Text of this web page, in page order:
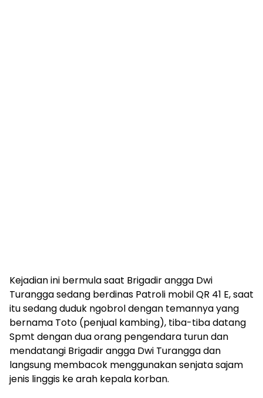
Kejadian ini bermula saat Brigadir angga Dwi
Turangga sedang berdinas Patroli mobil QR 41 E, saat
itu sedang duduk ngobrol dengan temannya yang
bernama Toto (penjual kambing), tiba-tiba datang
Spmt dengan dua orang pengendara turun dan
mendatangi Brigadir angga Dwi Turangga dan
langsung membacok menggunakan senjata sajam
jenis linggis ke arah kepala korban.